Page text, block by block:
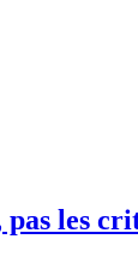
pas les